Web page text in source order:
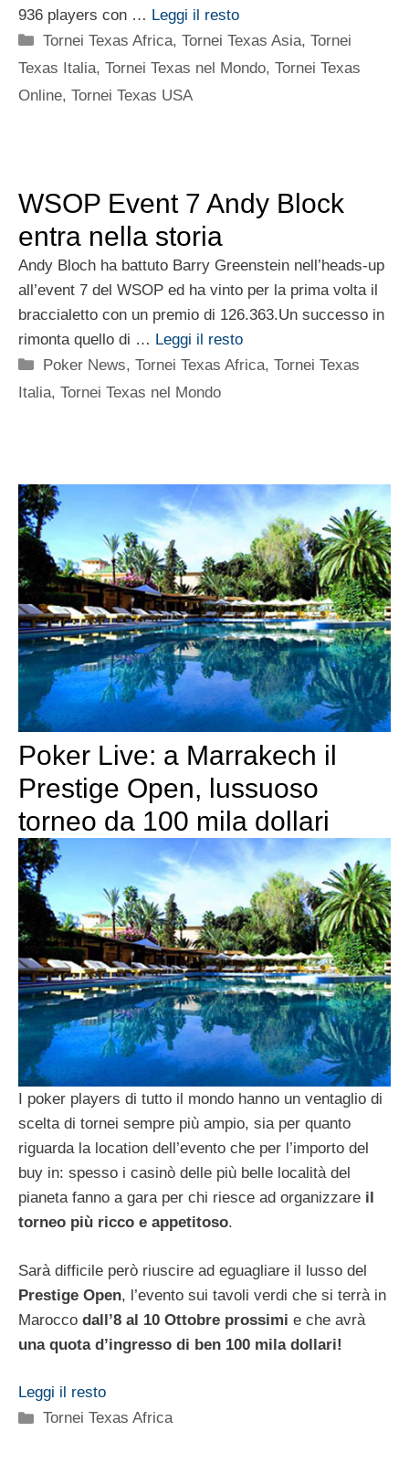
936 players con … Leggi il resto
Categorie
Tornei Texas Africa,Tornei Texas Asia,Tornei
Texas Italia, Tornei Texas nel Mondo, Tornei Texas
Online, Tornei Texas USA
WSOP Event 7 Andy Block
entra nella storia
Andy Bloch ha battuto Barry Greenstein nell’heads-up
all’event 7 del WSOP ed ha vinto per la prima volta il
braccialetto con un premio di 126.363.Un successo in
rimonta quello di … Leggi il resto
Categorie
Poker News,Tornei Texas Africa,Tornei Texas
Italia, Tornei Texas nel Mondo
Poker Live: a Marrakech il
Prestige Open, lussuoso
torneo da 100 mila dollari
I poker players di tutto il mondo hanno un ventaglio di
scelta di tornei sempre più ampio, sia per quanto
riguarda la location dell’evento che per l’importo del
buy in: spesso i casinò delle più belle località del
pianeta fanno a gara per chi riesce ad organizzare il
torneo più ricco e appetitoso.
Sarà difficile però riuscire ad eguagliare il lusso del
Prestige Open, l’evento sui tavoli verdi che si terrà in
Marocco dall’8 al 10 Ottobre prossimi e che avrà
una quota d’ingresso di ben 100 mila dollari!
Leggi il resto
Categorie
Tornei Texas Africa